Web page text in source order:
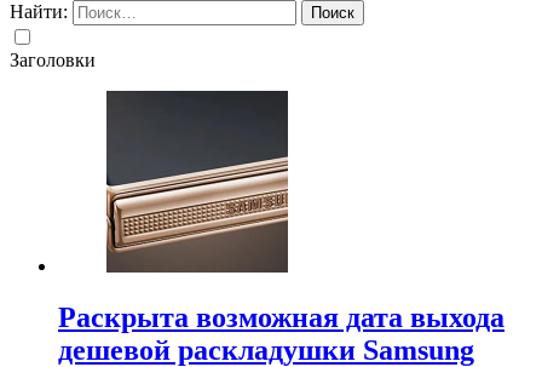
Найти:
Заголовки
Раскрыта возможная дата выхода
дешевой раскладушки Samsung